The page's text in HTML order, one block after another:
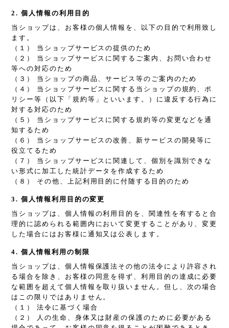
2. 個人情報の利用目的
当ショップは、お客様の個人情報を、以下の目的で利用致し
ます。
（１） 当ショップサービスの提供のため
（２） 当ショップサービスに関するご案内、お問い合わせ
等への対応のため
（３） 当ショップの商品、サービス等のご案内のため
（４） 当ショップサービスに関する当ショップの規約、ポ
リシー等（以下「規約等」といいます。）に違反する行為に
対する対応のため
（５） 当ショップサービスに関する規約等の変更などを通
知するため
（６） 当ショップサービスの改善、新サービスの開発等に
役立てるため
（７） 当ショップサービスに関連して、個別を識別できな
い形式に加工した統計データを作成するため
（８） その他、上記利用目的に付随する目的のため
3. 個人情報利用目的の変更
当ショップは、個人情報の利用目的を、関連性を有すると合
理的に認められる範囲内において変更することがあり、変更
した場合にはお客様に通知又は公表します。
4. 個人情報利用の制限
当ショップは、個人情報保護法その他の法令により許容され
る場合を除き、お客様の同意を得ず、利用目的の達成に必要
な範囲を超えて個人情報を取り扱いません。但し、次の場合
はこの限りではありません。
（１） 法令に基づく場合
（２） 人の生命、身体又は財産の保護のために必要がある